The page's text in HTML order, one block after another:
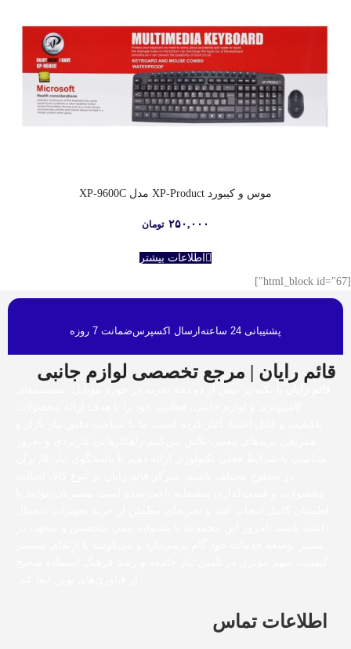
موس و کیبورد XP-Product مدل XP-9600C
۲۵۰,۰۰۰ تومان
اطلاعات بیشتر
[html_block id="67"]
پشتیبانی 24 ساعته ارسال اکسپرسضمانت 7 روزه
قائم رایان | مرجع تخصصی لوازم جانبی
اطلاعات تماس